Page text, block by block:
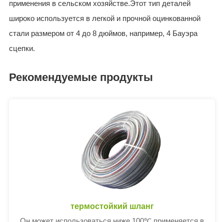
применения в сельском хозяйстве.Этот тип деталей
широко используется в легкой и прочной оцинкованной
стали размером от 4 до 8 дюймов, например, 4 Бауэра
сцепки.
Рекомендуемые продукты
термостойкий шланг